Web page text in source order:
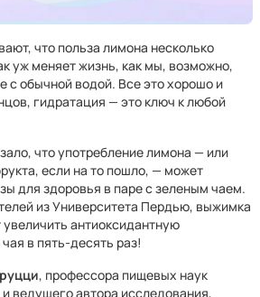
что польза лимона несколько
уж меняет жизнь, как мы, возможно,
с обычной водой. Все это хорошо и
гидратация — это ключ к любой
что употребление лимона — или
если на то пошло, — может
для здоровья в паре с зеленым чаем.
из Университета Пердью, выжимка
антиоксидантную
в пять-десять раз!
, профессора пищевых наук
ведущего автора исследования,